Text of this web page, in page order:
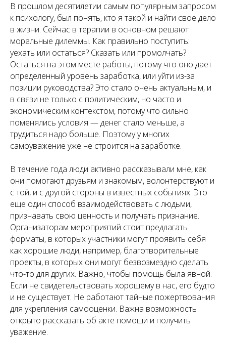
В прошлом десятилетии самым популярным запросом
к психологу, был понять, кто я такой и найти свое дело
в жизни. Сейчас в терапии в основном решают
моральные дилеммы. Как правильно поступить:
уехать или остаться? Сказать или промолчать?
Остаться на этом месте работы, потому что оно дает
определенный уровень заработка, или уйти из-за
позиции руководства? Это стало очень актуальным, и
в связи не только с политическим, но часто и
экономическим контекстом, потому что сильно
поменялись условия — денег стало меньше, а
трудиться надо больше. Поэтому у многих
самоуважение уже не строится на заработке.
В течение года люди активно рассказывали мне, как
они помогают друзьям и знакомым, волонтерствуют и
с той, и с другой стороны в известных событиях. Это
еще один способ взаимодействовать с людьми,
признавать свою ценность и получать признание.
Организаторам мероприятий стоит предлагать
форматы, в которых участники могут проявить себя
как хорошие люди, например, благотворительные
проекты, в которых они могут безвозмездно сделать
что-то для других. Важно, чтобы помощь была явной.
Если не свидетельствовать хорошему в нас, его будто
и не существует. Не работают тайные пожертвования
для укрепления самооценки. Важна возможность
открыто рассказать об акте помощи и получить
уважение.